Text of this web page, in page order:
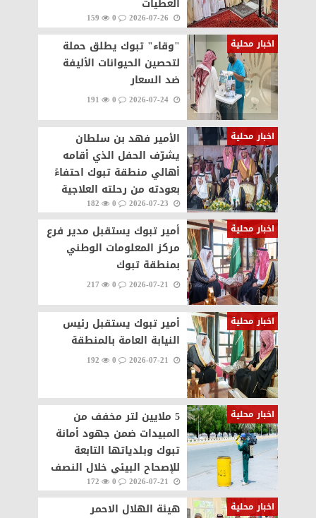
العطيات
0
159
اخبار محلية
"وقاء" تبوك يطلق حملة
لتحصين الحيوانات الأليفة
ضد السعار
2026-07-24
0
191
اخبار محلية
الأمير فهد بن سلطان
يشرّف الحفل الذي أقامه
أهالي منطقة تبوك احتفاءً
بعودته من رحلته العلاجية
0
182
اخبار محلية
أمير تبوك يستقبل مدير فرع
مركز المعلومات الوطني
بمنطقة تبوك
0
217
اخبار محلية
أمير تبوك يستقبل رئيس
النيابة العامة بالمنطقة
0
192
اخبار محلية
5 ملايين لتر مخفف من
المبيدات ضمن جهود أمانة
تبوك وبلدياتها التابعة
للإصحاح البيئي خلال النصف
الأول
0
172
اخبار محلية
هيئة الهلال الاحمر